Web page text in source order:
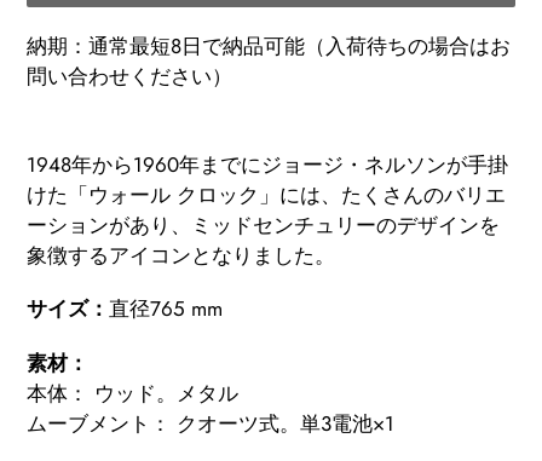
納期：通常最短8日で納品可能（入荷待ちの場合はお
問い合わせください）
ー
ト
に
商
を
加
す
る
1948年から1960年までにジョージ・ネルソンが手掛
けた「ウォール クロック」には、たくさんのバリエ
ーションがあり、ミッドセンチュリーのデザインを
象徴するアイコンとなりました。
サイズ： 直径765 mm
素材：
本体： ウッド。メタル
ムーブメント： クオーツ式。単3電池×1